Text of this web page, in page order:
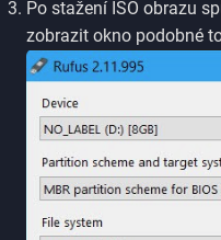
Po stažení ISO obrazu
zobrazit okno podobné